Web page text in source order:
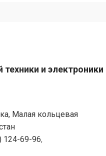
и электроники
Малая кольцевая
124-69-96,